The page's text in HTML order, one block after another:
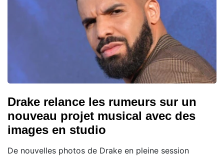
Drake relance les rumeurs sur un
nouveau projet musical avec des
images en studio
De nouvelles photos de Drake en pleine session